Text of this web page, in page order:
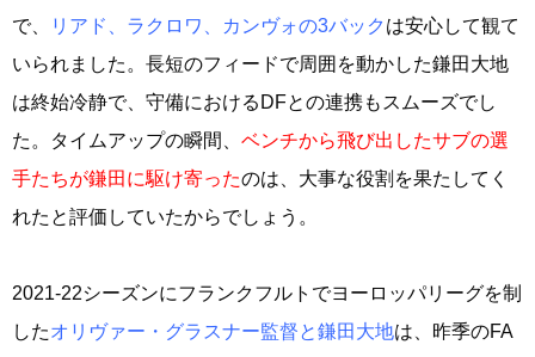
で、
リアド、ラクロワ、カンヴォの3バック は安心して観て
いられました。長短のフィードで周囲を動かした鎌田大地
は終始冷静で、守備におけるDFとの連携もスムーズでし
た。タイムアップの瞬間、 ベンチから飛び出したサブの選
手たちが鎌田に駆け寄ったのは、大事な役割を果たしてく
れたと評価していたからでしょう。
2021-22シーズンにフランクフルトでヨーロッパリーグを制
したオリヴァー・グラスナー監督と鎌田大地は、昨季のFA